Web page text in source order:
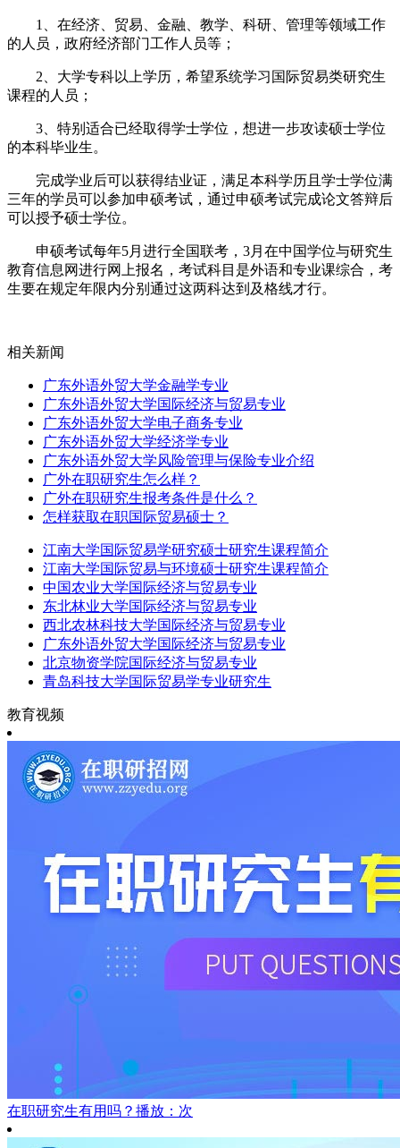
1、在经济、贸易、金融、教学、科研、管理等领域工作
的人员，政府经济部门工作人员等；
2、大学专科以上学历，希望系统学习国际贸易类研究生
课程的人员；
3、特别适合已经取得学士学位，想进一步攻读硕士学位
的本科毕业生。
完成学业后可以获得结业证，满足本科学历且学士学位满
三年的学员可以参加申硕考试，通过申硕考试完成论文答辩后
可以授予硕士学位。
申硕考试每年5月进行全国联考，3月在中国学位与研究生
教育信息网进行网上报名，考试科目是外语和专业课综合，考
生要在规定年限内分别通过这两科达到及格线才行。
相关新闻
广东外语外贸大学金融学专业
广东外语外贸大学国际经济与贸易专业
广东外语外贸大学电子商务专业
广东外语外贸大学经济学专业
广东外语外贸大学风险管理与保险专业介绍
广外在职研究生怎么样？
广外在职研究生报考条件是什么？
怎样获取在职国际贸易硕士？
江南大学国际贸易学研究硕士研究生课程简介
江南大学国际贸易与环境硕士研究生课程简介
中国农业大学国际经济与贸易专业
东北林业大学国际经济与贸易专业
西北农林科技大学国际经济与贸易专业
广东外语外贸大学国际经济与贸易专业
北京物资学院国际经济与贸易专业
青岛科技大学国际贸易学专业研究生
教育视频
在职研究生有用吗？ 播放：次